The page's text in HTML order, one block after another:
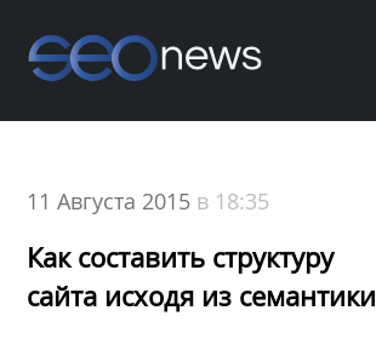
11 Августа 2015 в 18:35
Как составить структуру
сайта исходя из семантики